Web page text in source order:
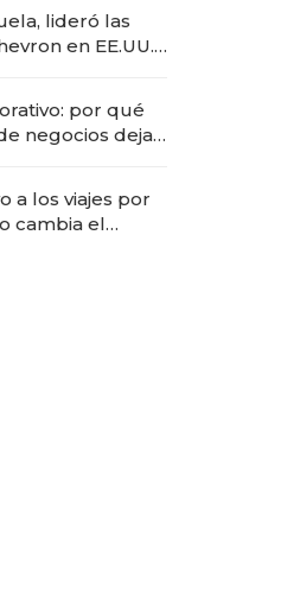
lideró las
en EE.UU.
por qué
negocios dejan
a los viajes por
cambia el